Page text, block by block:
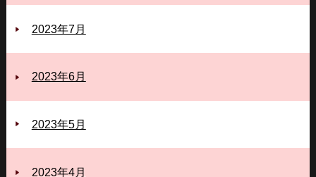
2023年7月
2023年6月
2023年5月
2023年4月